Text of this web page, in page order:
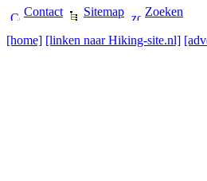
Contact Sitemap Zoeken
[home] [linken naar Hiking-site.nl]